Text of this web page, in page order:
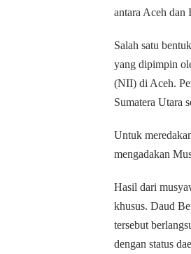
antara Aceh dan
Salah satu
yang dipimpin
(NII) di Aceh.
Sumatera Utara
Untuk
mengadakan
Hasil dari
khusus. Daud
tersebut
dengan status